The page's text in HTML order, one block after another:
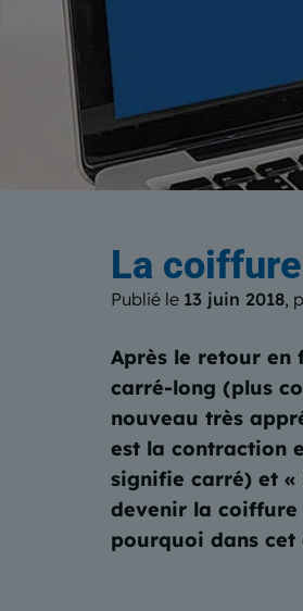
La
Publié le 13 juin 2018,
Après le retour en
carré-long (plus
nouveau très
est la contraction
signifie carré) et «
devenir la coiffure
pourquoi dans cet